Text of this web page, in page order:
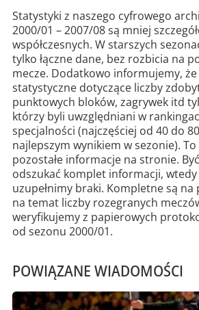
Statystyki z naszego cyfrowego
2000/01 – 2007/08 są mniej
współczesnych. W starszych
tylko łączne dane, bez rozbicia na
mecze. Dodatkowo informujemy,
statystyczne dotyczące liczby
punktowych bloków, zagrywek itd
którzy byli uwzględniani w
specjalności (najczęściej od 40 do
najlepszym wynikiem w sezonie). To
pozostałe informacje na stronie.
odszukać komplet informacji,
uzupełnimy braki. Kompletne są
na temat liczby rozegranych
weryfikujemy z papierowych
od sezonu 2000/01.
POWIĄZANE WIADOMOŚCI